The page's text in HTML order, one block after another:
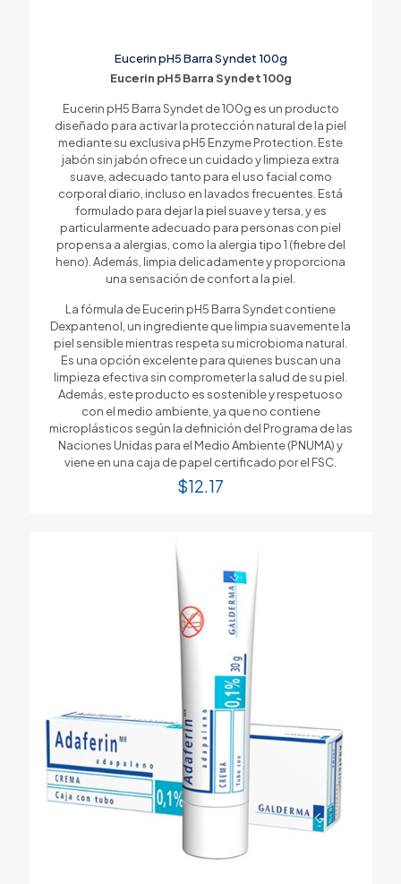
Eucerin pH5 Barra Syndet 100g
Eucerin pH5 Barra Syndet 100g
Eucerin pH5 Barra Syndet de 100g es un producto
diseñado para activar la protección natural de la piel
mediante su exclusiva pH5 Enzyme Protection. Este
jabón sin jabón ofrece un cuidado y limpieza extra
suave, adecuado tanto para el uso facial como
corporal diario, incluso en lavados frecuentes. Está
formulado para dejar la piel suave y tersa, y es
particularmente adecuado para personas con piel
propensa a alergias, como la alergia tipo 1 (fiebre del
heno). Además, limpia delicadamente y proporciona
una sensación de confort a la piel.
La fórmula de Eucerin pH5 Barra Syndet contiene
Dexpantenol, un ingrediente que limpia suavemente la
piel sensible mientras respeta su microbioma natural.
Es una opción excelente para quienes buscan una
limpieza efectiva sin comprometer la salud de su piel.
Además, este producto es sostenible y respetuoso
con el medio ambiente, ya que no contiene
microplásticos según la definición del Programa de las
Naciones Unidas para el Medio Ambiente (PNUMA) y
viene en una caja de papel certificado por el FSC.
$12.17